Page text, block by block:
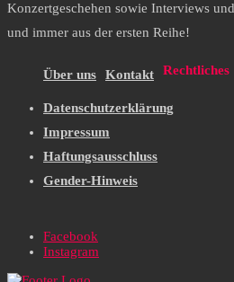
Konzertgeschehen sowie Interviews
und immer aus der ersten Reihe!
Über uns Kontakt Rechtliches
Datenschutzerklärung
Impressum
Haftungsausschluss
Gender-Hinweis
Facebook
Instagram